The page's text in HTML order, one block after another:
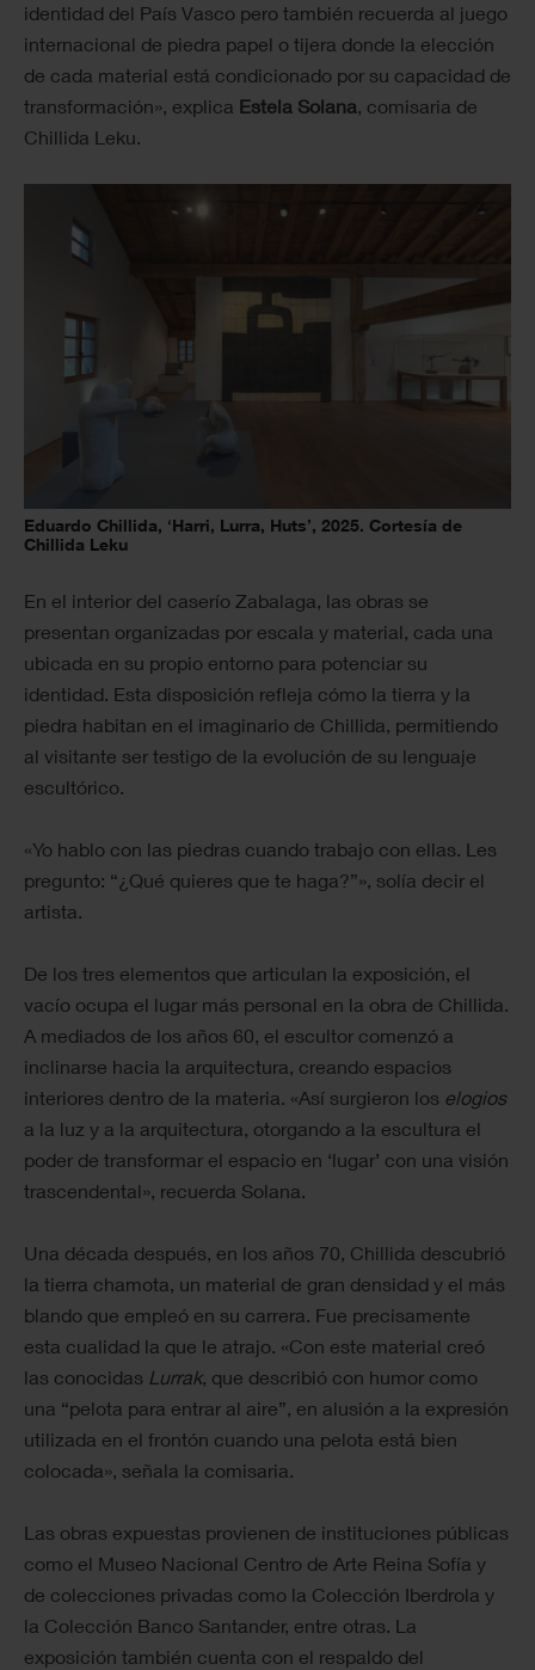
identidad del País Vasco pero también recuerda al juego
internacional de piedra papel o tijera donde la elección
de cada material está condicionado por su capacidad de
transformación», explica Estela Solana, comisaria de
Chillida Leku.
Eduardo Chillida, ‘Harri, Lurra, Huts’, 2025. Cortesía de
Chillida Leku
En el interior del caserío Zabalaga, las obras se
presentan organizadas por escala y material, cada una
ubicada en su propio entorno para potenciar su
identidad. Esta disposición refleja cómo la tierra y la
piedra habitan en el imaginario de Chillida, permitiendo
al visitante ser testigo de la evolución de su lenguaje
escultórico.
«Yo hablo con las piedras cuando trabajo con ellas. Les
pregunto: “¿Qué quieres que te haga?”», solía decir el
artista.
De los tres elementos que articulan la exposición, el
vacío ocupa el lugar más personal en la obra de Chillida.
A mediados de los años 60, el escultor comenzó a
inclinarse hacia la arquitectura, creando espacios
interiores dentro de la materia. «Así surgieron los elogios
a la luz y a la arquitectura, otorgando a la escultura el
poder de transformar el espacio en ‘lugar’ con una visión
trascendental», recuerda Solana.
Una década después, en los años 70, Chillida descubrió
la tierra chamota, un material de gran densidad y el más
blando que empleó en su carrera. Fue precisamente
esta cualidad la que le atrajo. «Con este material creó
las conocidas Lurrak, que describió con humor como
una “pelota para entrar al aire”, en alusión a la expresión
utilizada en el frontón cuando una pelota está bien
colocada», señala la comisaria.
Las obras expuestas provienen de instituciones públicas
como el Museo Nacional Centro de Arte Reina Sofía y
de colecciones privadas como la Colección Iberdrola y
la Colección Banco Santander, entre otras. La
exposición también cuenta con el respaldo del